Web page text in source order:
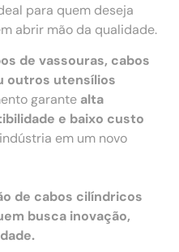
para quem deseja
abrir mão da qualidade.
de vassouras, cabos
outros utensílios
garante alta
e baixo custo
em um novo
de cabos cilíndricos
busca inovação,